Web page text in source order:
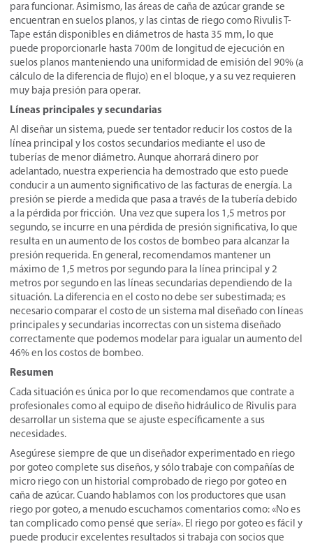
para funcionar. Asimismo, las áreas de caña de azúcar grande se
encuentran en suelos planos, y las cintas de riego como Rivulis T-
Tape están disponibles en diámetros de hasta 35 mm, lo que
puede proporcionarle hasta 700m de longitud de ejecución en
suelos planos manteniendo una uniformidad de emisión del 90% (a
cálculo de la diferencia de flujo) en el bloque, y a su vez requieren
muy baja presión para operar.
Líneas principales y secundarias
Al diseñar un sistema, puede ser tentador reducir los costos de la
línea principal y los costos secundarios mediante el uso de
tuberías de menor diámetro. Aunque ahorrará dinero por
adelantado, nuestra experiencia ha demostrado que esto puede
conducir a un aumento significativo de las facturas de energía. La
presión se pierde a medida que pasa a través de la tubería debido
a la pérdida por fricción. Una vez que supera los 1,5 metros por
segundo, se incurre en una pérdida de presión significativa, lo que
resulta en un aumento de los costos de bombeo para alcanzar la
presión requerida. En general, recomendamos mantener un
máximo de 1,5 metros por segundo para la línea principal y 2
metros por segundo en las líneas secundarias dependiendo de la
situación. La diferencia en el costo no debe ser subestimada; es
necesario comparar el costo de un sistema mal diseñado con líneas
principales y secundarias incorrectas con un sistema diseñado
correctamente que podemos modelar para igualar un aumento del
46% en los costos de bombeo.
Resumen
Cada situación es única por lo que recomendamos que contrate a
profesionales como al equipo de diseño hidráulico de Rivulis para
desarrollar un sistema que se ajuste específicamente a sus
necesidades.
Asegúrese siempre de que un diseñador experimentado en riego
por goteo complete sus diseños, y sólo trabaje con compañías de
micro riego con un historial comprobado de riego por goteo en
caña de azúcar. Cuando hablamos con los productores que usan
riego por goteo, a menudo escuchamos comentarios como: «No es
tan complicado como pensé que sería». El riego por goteo es fácil y
puede producir excelentes resultados si trabaja con socios que